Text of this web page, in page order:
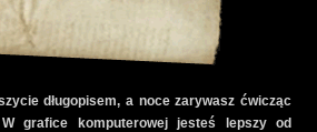
długopisem, a noce zarywasz ćwicząc
grafice komputerowej jesteś lepszy od